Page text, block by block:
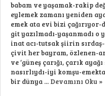
babam ve yaşamak-rakip
eylemek zamanı yeniden
emek ata evi bizi
git yazılmadı-yaşanmadı
inat acı-tutsak şiirin
çivit her bayram, özlenen-
ve ‘güneş çarığı, çarık
nasırlıydı-iyi komşu-
bir dünya ... Devamını Oku »